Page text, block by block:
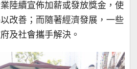
陸續宣佈加薪或發放獎金，使
改善；而隨著經濟發展，一些
及社會攜手解決。